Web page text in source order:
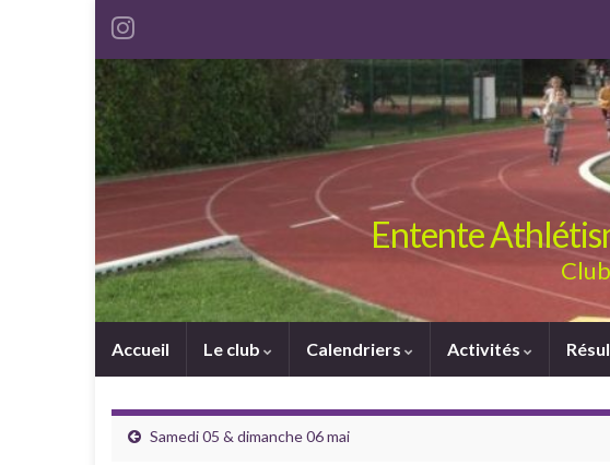
Entente
Accueil Le club Calendriers Activités
Samedi 05 & dimanche 06 mai